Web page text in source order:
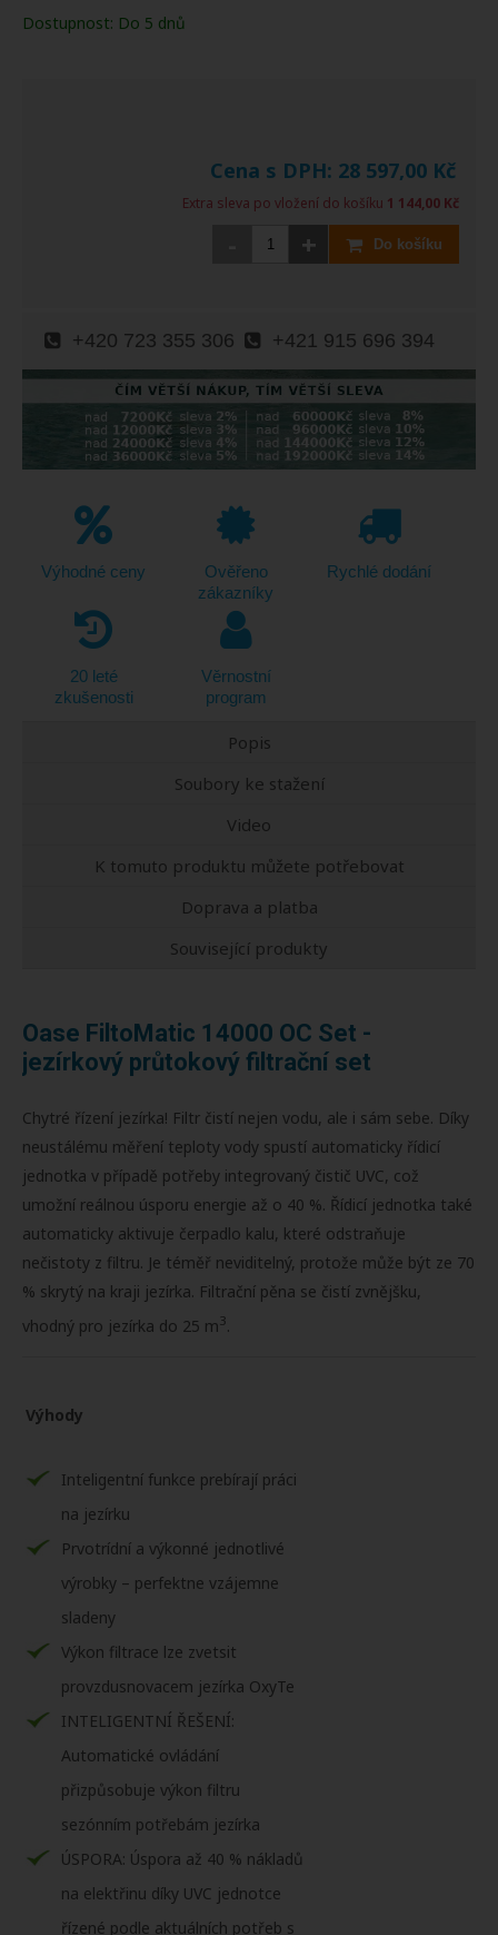
Dostupnost: Do 5 dnů
Cena s DPH: 28 597,00 Kč
Extra sleva po vložení do košíku 1 144,00 Kč
+ Do košíku
+420 723 355 306 +421 915 696 394
Výhodné ceny
Ověřeno
zákazníky
Rychlé dodání
20 leté
zkušenosti
Věrnostní
program
Popis
Soubory ke stažení
Video
K tomuto produktu můžete potřebovat
Doprava a platba
Související produkty
Oase FiltoMatic 14000 OC Set -
jezírkový průtokový filtrační set
Chytré řízení jezírka! Filtr čistí nejen vodu, ale i sám sebe. Díky
neustálému měření teploty vody spustí automaticky řídicí
jednotka v případě potřeby integrovaný čistič UVC, což
umožní reálnou úsporu energie až o 40 %. Řídicí jednotka také
automaticky aktivuje čerpadlo kalu, které odstraňuje
nečistoty z filtru. Je téměř neviditelný, protože může být ze 70
% skrytý na kraji jezírka. Filtrační pěna se čistí zvnějšku,
vhodný pro jezírka do 25 m3.
Výhody
Inteligentní funkce prebírají práci
na jezírku
Prvotrídní a výkonné jednotlivé
výrobky – perfektne vzájemne
sladeny
Výkon filtrace lze zvetsit
provzdusnovacem jezírka OxyTe
INTELIGENTNÍ ŘEŠENÍ:
Automatické ovládání
přizpůsobuje výkon filtru
sezónním potřebám jezírka
ÚSPORA: Úspora až 40 % nákladů
na elektřinu díky UVC jednotce
řízené podle aktuálních potřeb s